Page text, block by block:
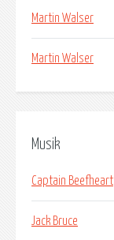
Martin Walser
Martin Walser
Musik
Captain Beefheart
Jack Bruce